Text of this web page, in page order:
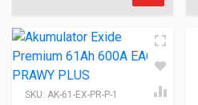
SKU: AK-61-EX-PR-P-1